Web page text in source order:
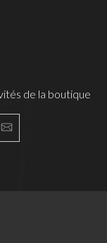
de la boutique